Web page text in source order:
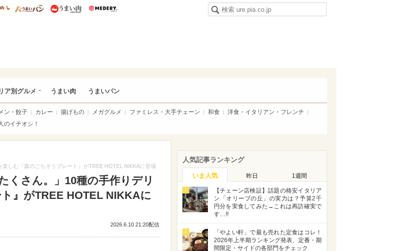
ズニー特集
うまいめし うまいパン うまい肉
ア別グルメ うまい肉 うまいパン
ン・餃子 カレー 揚げもの メガグルメ ファミレス・大手チェーン 和食
洋食・イタリアン・フレンチ
のイチオシ！
しむ『森のごちそうプレート』がTREE HOTEL NIKKAに登場
くさん。」10種の手作りデリ
』がTREE HOTEL NIKKAに
2026.6.10 21:20配信
人気記事ランキング
いま人気 昨日 1週間
1
【チェーン店検証】話題の格安イタリア
ン「オリーブの丘」の実力は？予算2千
円分を実食してみた→これは再訪確実で
す…!!
2
「やよい軒」で最も売れた定食はコレ！
2026年上半期ランキング発表、定番・期
間限定・サイドの各部門をチェック